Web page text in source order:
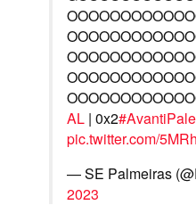
AL | 0x2
pic.twitter.com/
— SE Palmeiras
2023